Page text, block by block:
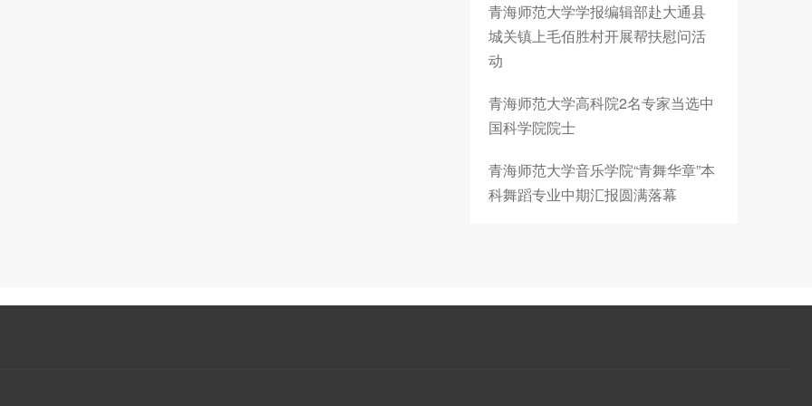
青海师范大学学报编辑部赴大通县
城关镇上毛佰胜村开展帮扶慰问活
动
青海师范大学高科院2名专家当选中
国科学院院士
青海师范大学音乐学院“青舞华章”本
科舞蹈专业中期汇报圆满落幕